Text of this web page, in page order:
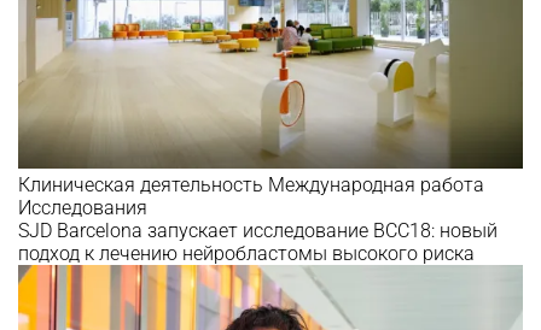
Клиническая деятельность Международная работа
Исследования
SJD Barcelona запускает исследование BCC18: новый
подход к лечению нейробластомы высокого риска